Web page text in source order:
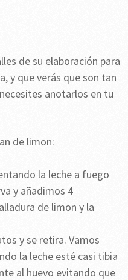
de su elaboración para
y que verás que son tan
anotarlos en tu
de limon:
la leche a fuego
y añadimos 4
de limon y la
y se retira. Vamos
la leche esté casi tibia
al huevo evitando que